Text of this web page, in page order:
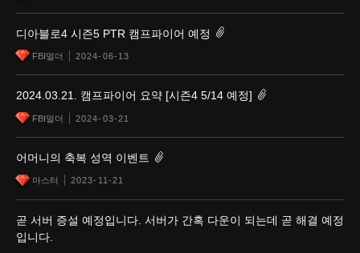
디아블로4 시즌5 PTR 캠프파이어 예정
FBI멀더 2024-06-13
2024.03.21. 캠프파이어 요약 [시즌4 5/14 예정]
FBI멀더 2024-03-21
어머니의 축복 성역 이벤트
마스터 2023-11-21
곧 서버 증설 예정입니다. 서버가 간혹 다운이 되는데 곧 해결 예정
입니다.